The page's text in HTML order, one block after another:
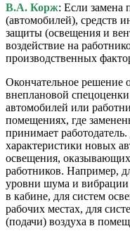
В.А. Корж: Если замена
(автомобилей), средств
защиты (освещения и
воздействие на
производственных
Окончательное решение
внеплановой
автомобилей или
помещениях, где
принимает
характеристики новых
освещения,
работников. Например,
уровни шума и вибрации
в кабине, для систем
рабочих местах, для
(подачи) воздуха в